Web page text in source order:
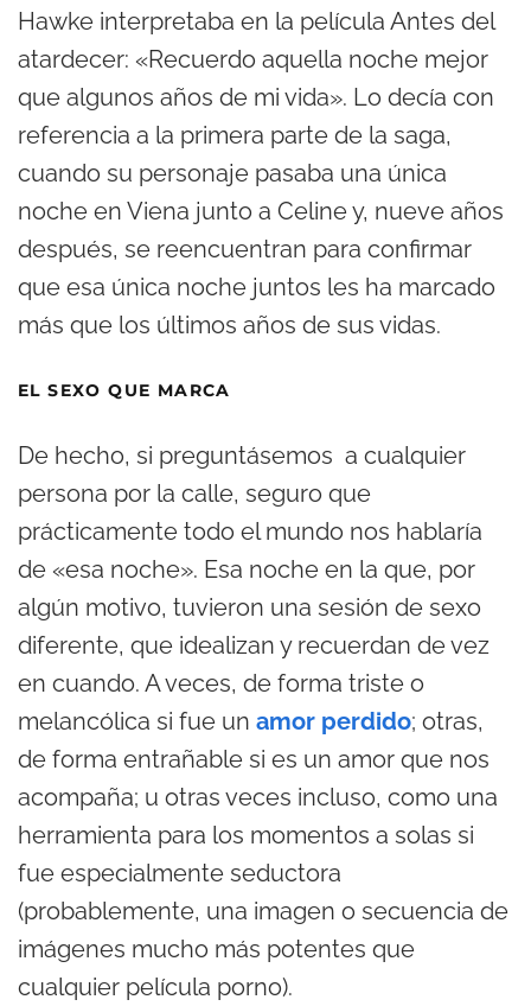
Hawke interpretaba en la película Antes del
atardecer: «Recuerdo aquella noche mejor
que algunos años de mi vida». Lo decía con
referencia a la primera parte de la saga,
cuando su personaje pasaba una única
noche en Viena junto a Celine y, nueve años
después, se reencuentran para confirmar
que esa única noche juntos les ha marcado
más que los últimos años de sus vidas.
EL SEXO QUE MARCA
De hecho, si preguntásemos a cualquier
persona por la calle, seguro que
prácticamente todo el mundo nos hablaría
de «esa noche». Esa noche en la que, por
algún motivo, tuvieron una sesión de sexo
diferente, que idealizan y recuerdan de vez
en cuando. A veces, de forma triste o
melancólica si fue un amor perdido; otras,
de forma entrañable si es un amor que nos
acompaña; u otras veces incluso, como una
herramienta para los momentos a solas si
fue especialmente seductora
(probablemente, una imagen o secuencia de
imágenes mucho más potentes que
cualquier película porno).